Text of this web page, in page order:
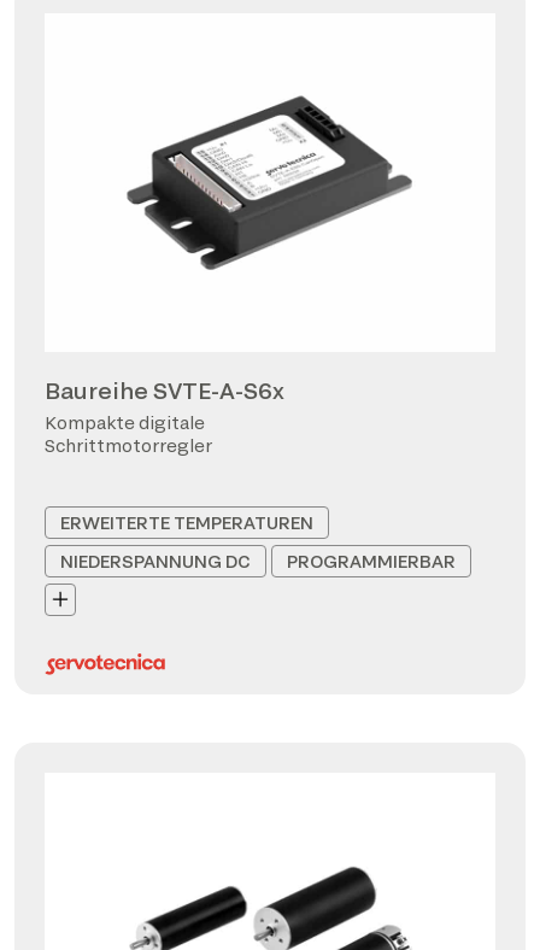
Baureihe SVTE-A-S6x
Kompakte digitale
Schrittmotorregler
ERWEITERTE TEMPERATUREN
NIEDERSPANNUNG DC
PROGRAMMIERBAR